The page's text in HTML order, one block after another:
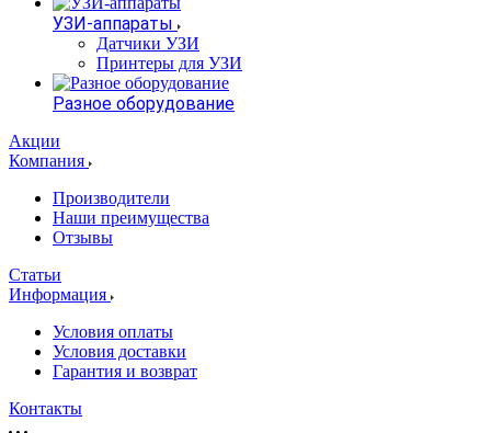
УЗИ-аппараты
Датчики УЗИ
Принтеры для УЗИ
Разное оборудование
Акции
Компания
Производители
Наши преимущества
Отзывы
Статьи
Информация
Условия оплаты
Условия доставки
Гарантия и возврат
Контакты